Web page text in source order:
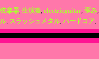
弦楽器, 生演奏, electricguitar, 歪み,
, スラッシュメタル, ハードコア,